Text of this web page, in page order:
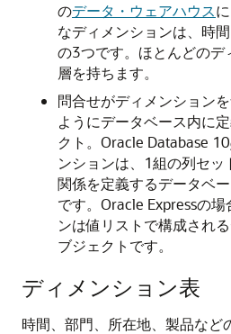
のデータ・ウェアハウス
なディメンションは、時
の3つです。ほとんどのデ
層を持ちます。
問合せがディメンション
ようにデータベース内に
クト。Oracle Database 10
ンションは、1組の列セッ
関係を定義するデータベ
です。Oracle Expressの場
ンは値リストで構成され
ブジェクトです。
ディメンション表
時間、部門、所在地、製品など